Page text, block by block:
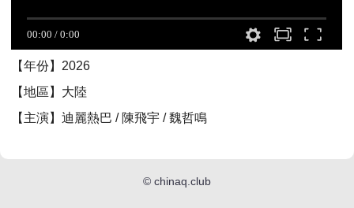
【年份】2026
【地區】大陸
【主演】迪麗熱巴 / 陳飛宇 / 魏哲鳴
© chinaq.club